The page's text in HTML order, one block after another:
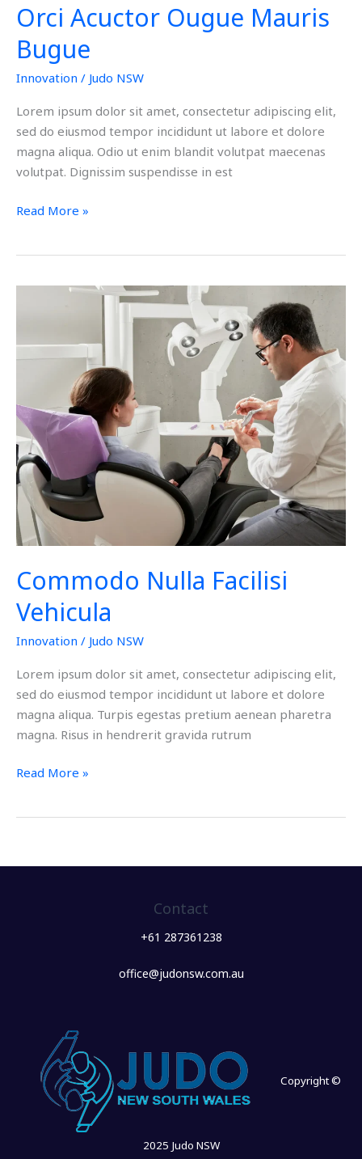
Orci Acuctor Ougue Mauris
Bugue
Innovation / Judo NSW
Lorem ipsum dolor sit amet, consectetur adipiscing elit,
sed do eiusmod tempor incididunt ut labore et dolore
magna aliqua. Odio ut enim blandit volutpat maecenas
volutpat. Dignissim suspendisse in est
Read More »
Commodo Nulla Facilisi
Vehicula
Innovation / Judo NSW
Lorem ipsum dolor sit amet, consectetur adipiscing elit,
sed do eiusmod tempor incididunt ut labore et dolore
magna aliqua. Turpis egestas pretium aenean pharetra
magna. Risus in hendrerit gravida rutrum
Commodo
Vehicula
Read More »
Contact
+61 287361238
office@judonsw.com.au
Copyright ©
2025 Judo NSW